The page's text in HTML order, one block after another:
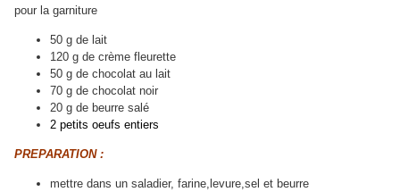
pour la garniture
50 g de lait
120 g de crème fleurette
50 g de chocolat au lait
70 g de chocolat noir
20 g de beurre salé
2 petits oeufs entiers
PREPARATION :
mettre dans un saladier, farine,levure,sel et beurre